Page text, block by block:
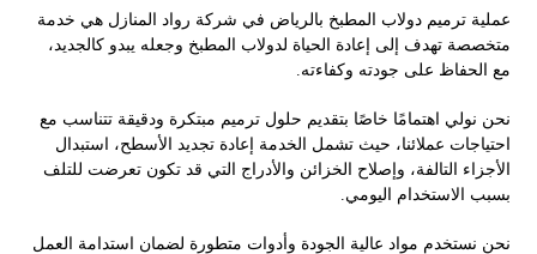
عملية ترميم دولاب المطبخ بالرياض في شركة رواد المنازل هي خدمة
متخصصة تهدف إلى إعادة الحياة لدولاب المطبخ وجعله يبدو كالجديد،
مع الحفاظ على جودته وكفاءته.
نحن نولي اهتمامًا خاصًا بتقديم حلول ترميم مبتكرة ودقيقة تتناسب مع
احتياجات عملائنا، حيث تشمل الخدمة إعادة تجديد الأسطح، استبدال
الأجزاء التالفة، وإصلاح الخزائن والأدراج التي قد تكون تعرضت للتلف
بسبب الاستخدام اليومي.
نحن نستخدم مواد عالية الجودة وأدوات متطورة لضمان استدامة العمل